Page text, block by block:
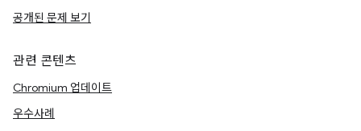
공개된 문제 보기
관련 콘텐츠
Chromium 업데이트
우수사례